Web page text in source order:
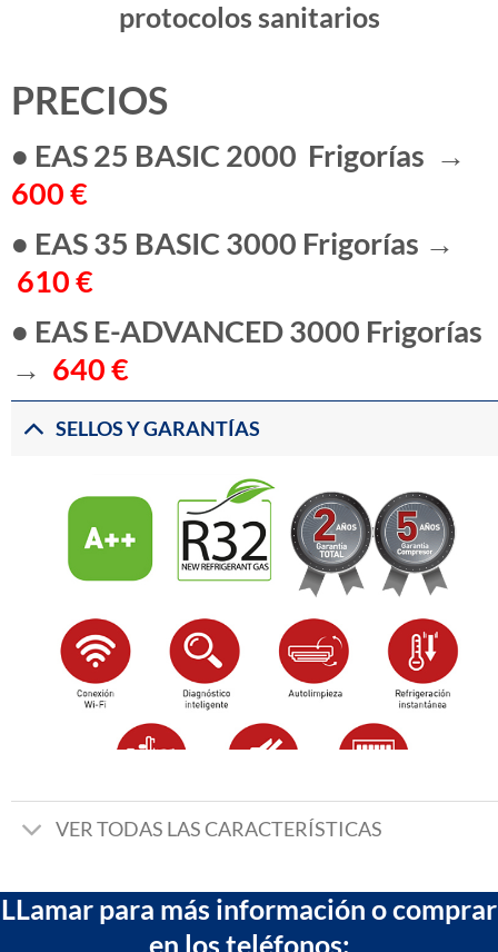
protocolos sanitarios
PRECIOS
• EAS 25 BASIC 2000 Frigorías →
600 €
• EAS 35 BASIC 3000 Frigorías →
610 €
• EAS E-ADVANCED 3000 Frigorías
→ 640 €
SELLOS Y GARANTÍAS
VER TODAS LAS CARACTERÍSTICAS
LLamar para más información o comprar
en los teléfonos: